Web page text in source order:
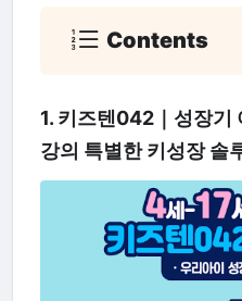
Contents
1. 키즈텐042｜성장기
강의 특별한 키성장 솔